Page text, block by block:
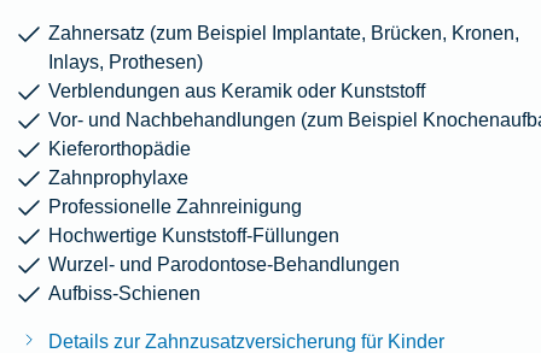
Zahnersatz (zum Beispiel Implantate, Brücken, Kronen,
Inlays, Prothesen)
Verblendungen aus Keramik oder Kunststoff
Vor- und Nachbehandlungen (zum Beispiel
Kieferorthopädie
Zahnprophylaxe
Professionelle Zahnreinigung
Hochwertige Kunststoff-Füllungen
Wurzel- und Parodontose-Behandlungen
Aufbiss-Schienen
Details zur Zahnzusatzversicherung für Kinder